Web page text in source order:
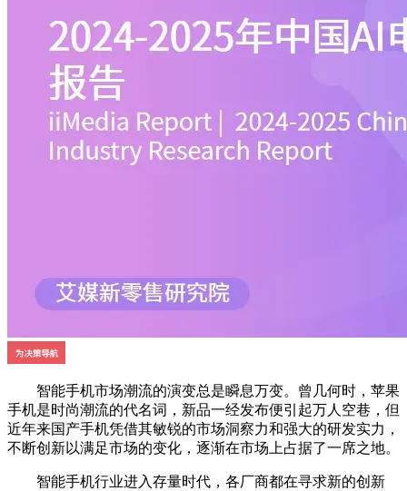
智能手机市场潮流的演变总是瞬息万变。曾几何时，苹果
手机是时尚潮流的代名词，新品一经发布便引起万人空巷，但
近年来国产手机凭借其敏锐的市场洞察力和强大的研发实力，
不断创新以满足市场的变化，逐渐在市场上占据了一席之地。
智能手机行业进入存量时代，各厂商都在寻求新的创新